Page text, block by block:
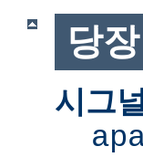
당
시그